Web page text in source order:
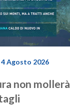
4 Agosto 2026
non mollerà